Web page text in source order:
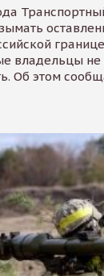
владельцы не
Об этом